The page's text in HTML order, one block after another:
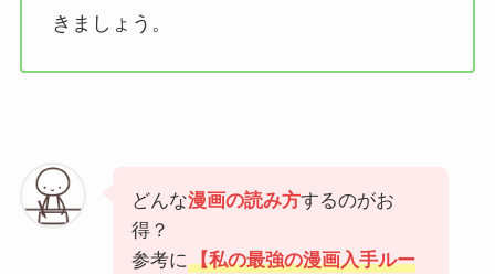
きましょう。
どんな漫画の読み方するのがお
得？
参考に【私の最強の漫画入手ルー